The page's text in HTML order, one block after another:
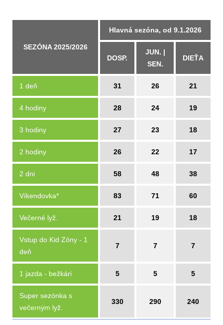
SEZÓNA 2025/2026
Hlavná sezóna, od 9.1.2026
DOSP.
JUN. |
SEN.
DIEŤA
1 deň 31 26 21
4 hodiny 28 24 19
3 hodiny 27 23 18
2 hodiny 26 22 17
2 dni 58 48 38
Víkendovka* 83 71 60
Večerné lyž. 21 19 18
Vstup do Kid Zóny - 1
deň
7 7 7
1 jazda - bežkári 5 5 5
Super sezónka s
večerným lyž.
330 290 240